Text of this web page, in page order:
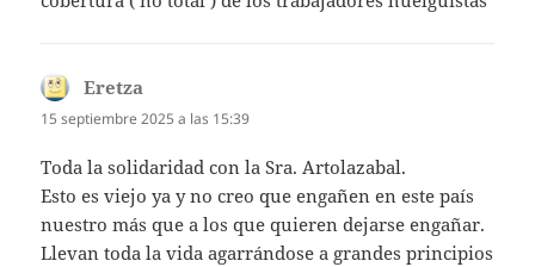
Eretza
15 septiembre 2025 a las 15:39
Toda la solidaridad con la Sra. Artolazabal.
Esto es viejo ya y no creo que engañen en este país
nuestro más que a los que quieren dejarse engañar.
Llevan toda la vida agarrándose a grandes principios